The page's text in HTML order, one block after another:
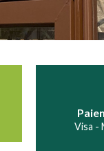
Visa -